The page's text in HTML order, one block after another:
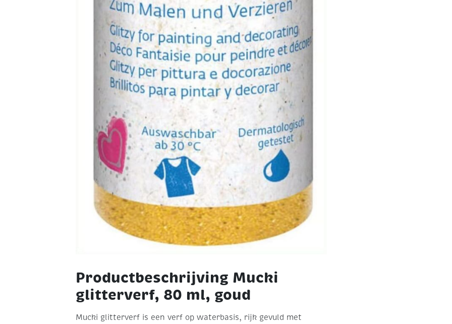
Productbeschrijving Mucki
glitterverf, 80 ml, goud
Mucki glitterverf is een verf op waterbasis, rijk gevuld met